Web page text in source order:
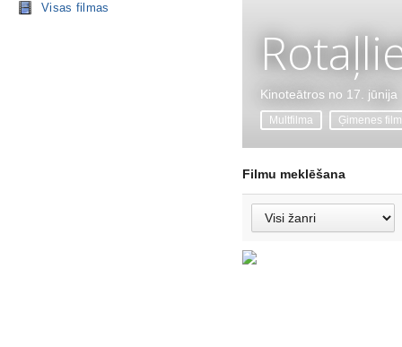
Visas filmas
Kinoteātros no 17. jūnija
Multfilma Ģimenes
Filmu meklēšana